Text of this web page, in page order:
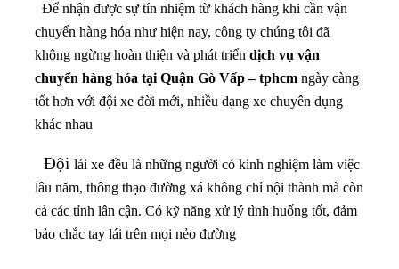
Để nhận được sự tín nhiệm từ khách hàng khi cần vận
chuyển hàng hóa như hiện nay, công ty chúng tôi đã
không ngừng hoàn thiện và phát triển dịch vụ vận
chuyển hàng hóa tại Quận Gò Vấp – tphcm ngày càng
tốt hơn với đội xe đời mới, nhiều dạng xe chuyên dụng
khác nhau
Đội lái xe đều là những người có kinh nghiệm làm việc
lâu năm, thông thạo đường xá không chỉ nội thành mà còn
cả các tỉnh lân cận. Có kỹ năng xử lý tình huống tốt, đảm
bảo chắc tay lái trên mọi nẻo đường